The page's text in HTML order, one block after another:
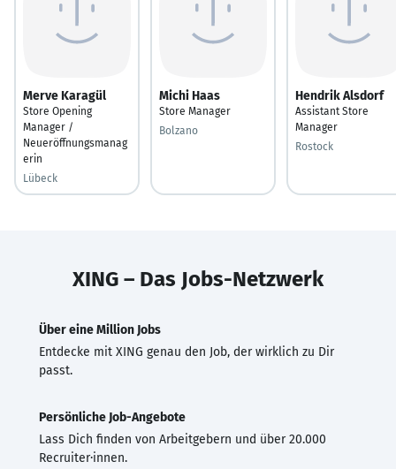
Merve Karagül
Store Opening
Manager /
Neueröffnungsmanag
erin
Lübeck
Michi Haas
Store Manager
Bolzano
Hendrik Alsdorf
Assistant Store
Manager
Rostock
XING – Das Jobs-Netzwerk
Über eine Million Jobs
Entdecke mit XING genau den Job, der wirklich zu Dir
passt.
Persönliche Job-Angebote
Lass Dich finden von Arbeitgebern und über 20.000
Recruiter·innen.